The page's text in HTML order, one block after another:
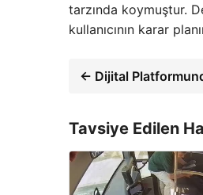
tarzında koymuştur.
kullanıcının karar
← Dijital
Tavsiye Edilen